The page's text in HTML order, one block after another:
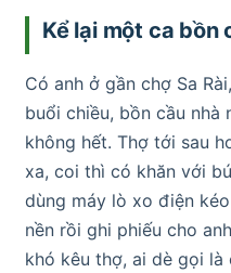
Kể lại một ca bồn
Có anh ở gần chợ Sa
buổi chiều, bồn cầu
không hết. Thợ tới sau
xa, coi thì có khăn với
dùng máy lò xo điện
nền rồi ghi phiếu cho
khó kêu thợ, ai dè gọi